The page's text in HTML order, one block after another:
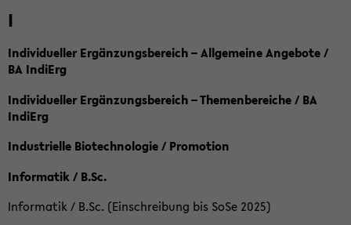
I
Individueller Ergänzungsbereich – Allgemeine Angebote /
BA IndiErg
Individueller Ergänzungsbereich – Themenbereiche / BA
IndiErg
Industrielle Biotechnologie / Promotion
Informatik / B.Sc.
Informatik / B.Sc. (Einschreibung bis SoSe 2025)